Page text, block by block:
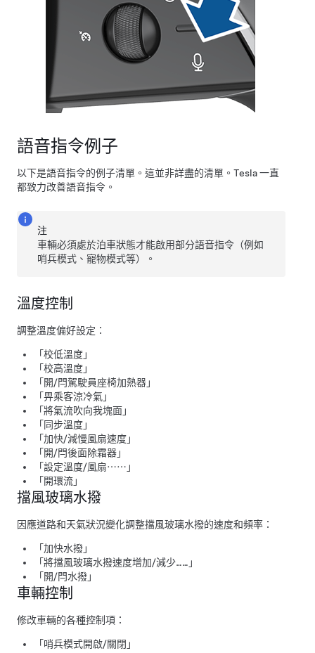
語音指令例子
以下是語音指令的例子清單。這並非詳盡的清單。Tesla 一直
都致力改善語音指令。
注
車輛必須處於泊車狀態才能啟用部分語音指令（例如
哨兵模式、寵物模式等）。
溫度控制
調整溫度偏好設定：
「校低溫度」
「校高溫度」
「開/閂駕駛員座椅加熱器」
「畀乘客涼冷氣」
「將氣流吹向我塊面」
「同步溫度」
「加快/減慢風扇速度」
「開/閂後面除霜器」
「設定溫度/風扇⋯⋯」
「開環流」
擋風玻璃水撥
因應道路和天氣狀況變化調整擋風玻璃水撥的速度和頻率：
「加快水撥」
「將擋風玻璃水撥速度增加/減少……」
「開/閂水撥」
車輛控制
修改車輛的各種控制項：
「哨兵模式開啟/關閉」